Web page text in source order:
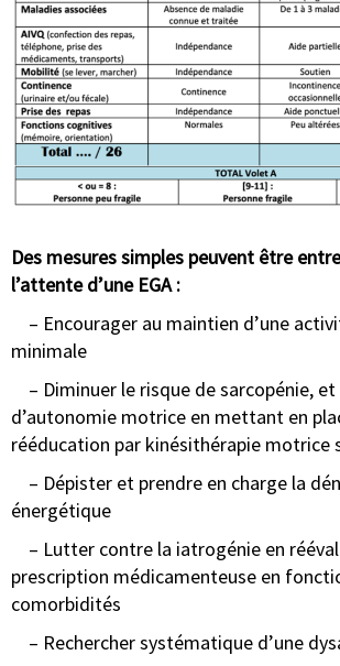
Des mesures simples peuvent être
l’attente d’une EGA :
– Encourager au maintien d’une
minimale
– Diminuer le risque de sarcopénie,
d’autonomie motrice en mettant en
rééducation par kinésithérapie motrice
– Dépister et prendre en charge la
énergétique
– Lutter contre la iatrogénie en
prescription médicamenteuse en
comorbidités
– Rechercher systématique d’une